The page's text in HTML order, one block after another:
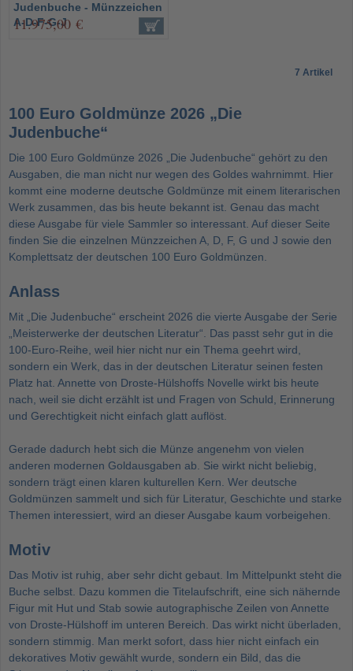
Judenbuche - Münzzeichen
A-D-F-G-J
11.975,00 €
7 Artikel
100 Euro Goldmünze 2026 „Die
Judenbuche“
Die 100 Euro Goldmünze 2026 „Die Judenbuche“ gehört zu den
Ausgaben, die man nicht nur wegen des Goldes wahrnimmt. Hier
kommt eine moderne deutsche Goldmünze mit einem literarischen
Werk zusammen, das bis heute bekannt ist. Genau das macht
diese Ausgabe für viele Sammler so interessant. Auf dieser Seite
finden Sie die einzelnen Münzzeichen A, D, F, G und J sowie den
Komplettsatz der deutschen 100 Euro Goldmünzen
Anlass
Mit „Die Judenbuche“ erscheint 2026 die vierte Ausgabe der Serie
„Meisterwerke der deutschen Literatur“. Das passt sehr gut in die
100-Euro-Reihe, weil hier nicht nur ein Thema geehrt wird,
sondern ein Werk, das in der deutschen Literatur seinen festen
Platz hat. Annette von Droste-Hülshoffs Novelle wirkt bis heute
nach, weil sie dicht erzählt ist und Fragen von Schuld, Erinnerung
und Gerechtigkeit nicht einfach glatt auflöst.
Gerade dadurch hebt sich die Münze angenehm von vielen
anderen modernen Goldausgaben ab. Sie wirkt nicht beliebig,
sondern trägt einen klaren kulturellen Kern. Wer deutsche
Goldmünzen sammelt und sich für Literatur, Geschichte und starke
Themen interessiert, wird an dieser Ausgabe kaum vorbeigehen.
Motiv
Das Motiv ist ruhig, aber sehr dicht gebaut. Im Mittelpunkt steht die
Buche selbst. Dazu kommen die Titelaufschrift, eine sich nähernde
Figur mit Hut und Stab sowie autographische Zeilen von Annette
von Droste-Hülshoff im unteren Bereich. Das wirkt nicht überladen,
sondern stimmig. Man merkt sofort, dass hier nicht einfach ein
dekoratives Motiv gewählt wurde, sondern ein Bild, das die